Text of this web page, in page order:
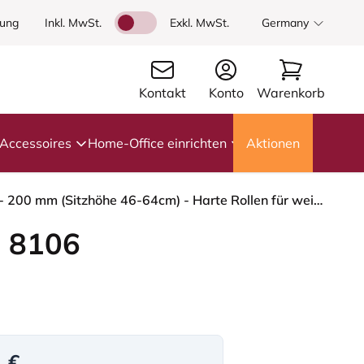
Inkl. MwSt. Exkl. MwSt. Germany
Kontakt Konto Warenkorb
Accessoires Home-Office einrichten Aktionen
HÅG Capisco 8106 - Oceanic (Camira) - Recyceltes Polyester - OCI014 - Light beige - Blush Rose - 200 mm (Sitzhöhe 46-64cm) - Harte Rollen für weiche Böden
8106